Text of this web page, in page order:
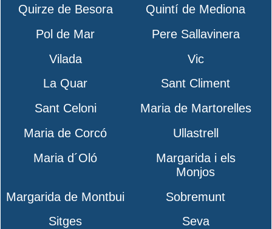
Quirze de Besora
Quintí de Mediona
Pol de Mar
Pere Sallavinera
Vilada
Vic
La Quar
Sant Climent
Sant Celoni
Maria de Martorelles
Maria de Corcó
Ullastrell
Maria d´Oló
Margarida i els
Monjos
Margarida de Montbui
Sobremunt
Sitges
Seva